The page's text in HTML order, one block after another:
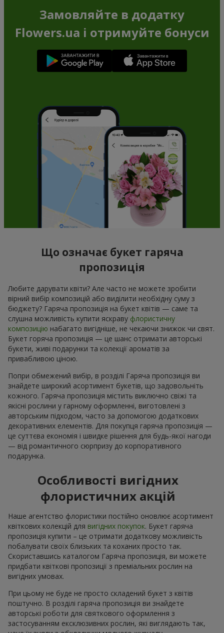
Замовляйте в додатку
Flowers.ua і отримуйте бонуси
Що означає букет гаряча
пропозиція
Любите дарувати квіти? Але часто не можете зробити
вірний вибір композицій або виділити необхідну суму з
бюджету? Гаряча пропозиція на букет квітів — саме та
слушна можливість купити яскраву флористичну
композицію набагато вигідніше, не чекаючи знижок чи свят.
Букет горяча пропозиція — це шанс отримати авторські
букети, живі подарунки та колекції ароматів за
привабливою ціною.
Попри обмежений вибір, в розділі Гаряча пропозиція ви
знайдете широкий асортимент букетів, що задовольніть
кожного. Гаряча пропозиція містить виключно свіжі та
якісні рослини у гарному оформленні, виготовлені з
авторським підходом, часто за допомогою додаткових
декоративних елементів. Для покупця гаряча пропозиція —
це суттєва економія і швидке рішення для будь-якої нагоди
— від романтичного сюрпризу до корпоративного
подарунка.
Особливості вигідних
флористичних акцій
Наше агентство флористики постійно оновлює асортимент
квіткових колекцій для вигідних покупок. Букет гаряча
пропозиція купити – це отримати додаткову можливість
побалувати своїх близьких та коханих просто так.
Скориставшись каталогом Гаряча пропозиція, ви можете
придбати квіткові пропозиції з преміальних рослин на
вигідних умовах.
При цьому не буде не просто складений букет з квітів
поштучно. В розділі гаряча пропозиція ви знайдете
авторські роботи для святкового оформлення з
застосуванням ексклюзивних рослин, які виглядають так,